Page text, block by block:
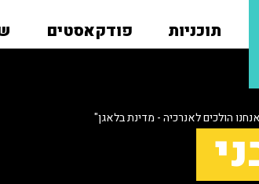
תוכניות פודקאסטים
הולכים לאנרכיה - מדינת בלאגן"